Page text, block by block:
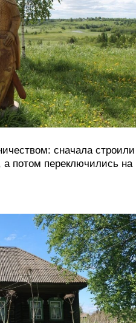
сначала строили
а потом переключились на